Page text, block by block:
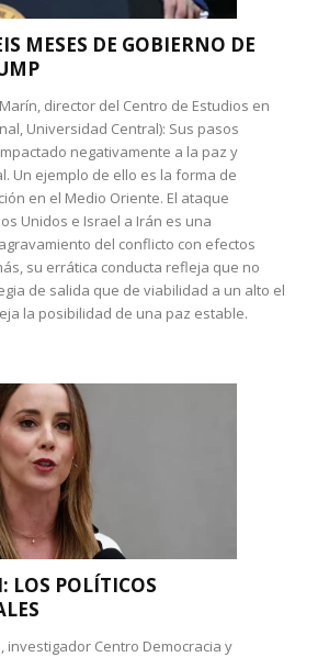
MESES DE GOBIERNO DE
director del Centro de Estudios en
Universidad Central): Sus pasos
negativamente a la paz y
Un ejemplo de ello es la forma de
en el Medio Oriente. El ataque
Unidos e Israel a Irán es una
del conflicto con efectos
su errática conducta refleja que no
de salida que de viabilidad a un alto el
la posibilidad de una paz estable.
LOS POLÍTICOS
investigador Centro Democracia y